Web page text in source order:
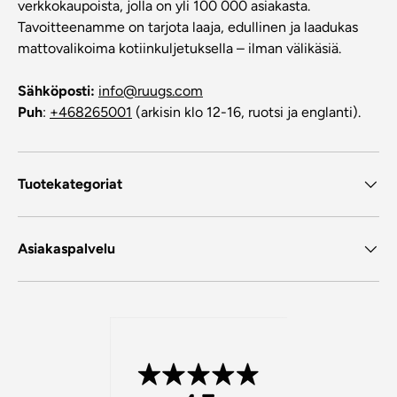
verkkokaupoista, jolla on yli 100 000 asiakasta.
Tavoitteenamme on tarjota laaja, edullinen ja laadukas
mattovalikoima kotiinkuljetuksella – ilman välikäsiä.
Sähköposti: info@ruugs.com
Puh: +468265001 (arkisin klo 12-16, ruotsi ja englanti).
Tuotekategoriat
Asiakaspalvelu